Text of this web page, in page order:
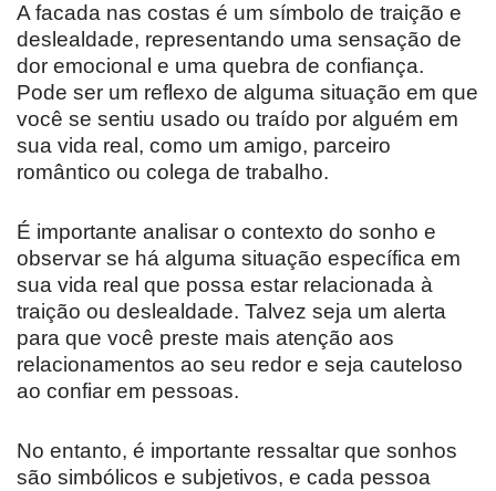
A facada nas costas é um símbolo de traição e
deslealdade, representando uma sensação de
dor emocional e uma quebra de confiança.
Pode ser um reflexo de alguma situação em que
você se sentiu usado ou traído por alguém em
sua vida real, como um amigo, parceiro
romântico ou colega de trabalho.
É importante analisar o contexto do sonho e
observar se há alguma situação específica em
sua vida real que possa estar relacionada à
traição ou deslealdade. Talvez seja um alerta
para que você preste mais atenção aos
relacionamentos ao seu redor e seja cauteloso
ao confiar em pessoas.
No entanto, é importante ressaltar que sonhos
são simbólicos e subjetivos, e cada pessoa